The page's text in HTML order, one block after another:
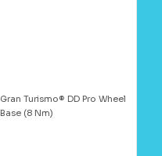
Gran Turismo® DD Pro Wheel
Base (8 Nm)